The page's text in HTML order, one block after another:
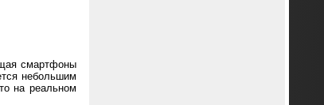
смартфоны
небольшим
на реальном